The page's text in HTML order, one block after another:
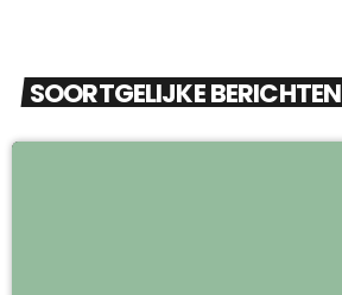
SOORTGELIJKE BERICHTEN